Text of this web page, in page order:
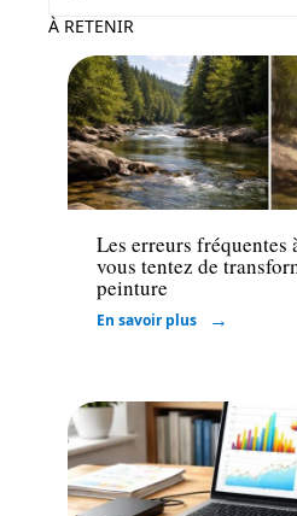
À RETENIR
High-Tech
Les erreurs fréquentes
vous tentez de
peinture
En savoir plus